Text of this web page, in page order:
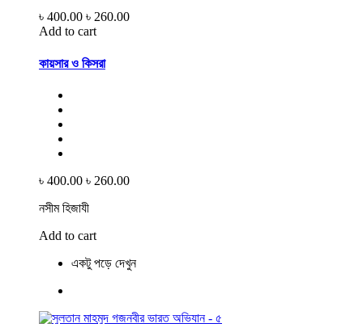
৳ 400.00 ৳ 260.00
Add to cart
কায়সার ও কিসরা
৳ 400.00 ৳ 260.00
নসীম হিজাযী
Add to cart
একটু পড়ে দেখুন